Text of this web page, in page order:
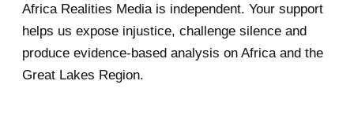
Africa Realities Media is independent. Your support
helps us expose injustice, challenge silence and
produce evidence-based analysis on Africa and the
Great Lakes Region.